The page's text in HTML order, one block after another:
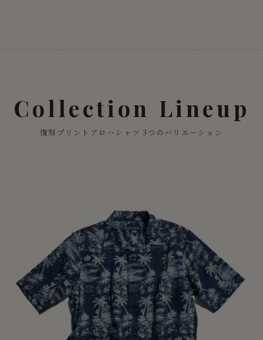
Collection Lineup
復刻プリントアロハシャツ 3つのバリエーション